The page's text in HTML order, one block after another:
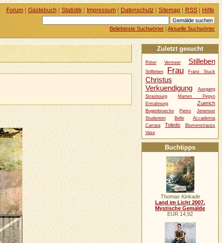
Forum| Gästebuch | Statistik| Impressum| Datenschutz| Sitemap| RSS| Hilfe
Beliebteste Suchwörter |Aktuelle Suchwörter
Zuletzt gesucht
Ritter Vermeer Stilleben
Stillleben Frau Franz Stuck
Christus
Verkuendigung
Ausgang
Strasbourg
Marten Pepyn
Ermahnung
Zuerich
Bogenbruecke Pietro
Jenenser
Studenten
Belle
Accademia
Carrara
Toledo
Blumenstrauss
Vase
Buchtipps
Thomas Kinkade
Land im Licht 2007.
Mystische Gemälde
EUR 14,92